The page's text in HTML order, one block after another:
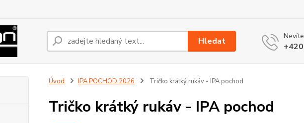
Hledat
Úvod IPA POCHOD 2026 Tričko krátký rukáv - IPA pochod
Tričko krátký rukáv - IPA pochod